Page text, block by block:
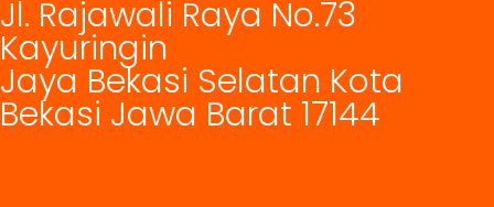
Jl. Rajawali Raya No.73
Kayuringin
Jaya Bekasi Selatan Kota
Bekasi Jawa Barat 17144